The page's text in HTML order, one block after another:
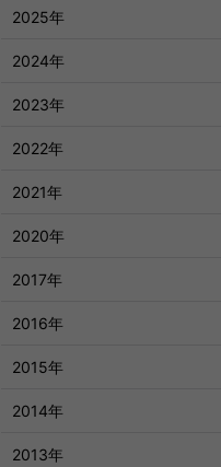
2025年
2024年
2023年
2022年
2021年
2020年
2017年
2016年
2015年
2014年
2013年